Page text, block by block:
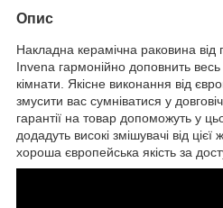
Опис
Накладна керамічна раковина від
Invena гармонійно доповнить
кімнати. Якісне виконання від
змусити вас сумніватися у
гарантії на товар допоможуть у
додадуть високі змішувачі від
хороша європейська якість за